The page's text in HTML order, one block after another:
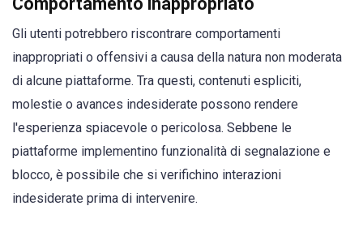
Gli utenti potrebbero riscontrare comportamenti
inappropriati o offensivi a causa della natura non moderata
di alcune piattaforme. Tra questi, contenuti espliciti,
molestie o avances indesiderate possono rendere
l'esperienza spiacevole o pericolosa. Sebbene le
piattaforme implementino funzionalità di segnalazione e
blocco, è possibile che si verifichino interazioni
indesiderate prima di intervenire.